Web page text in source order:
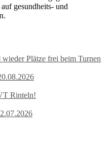
gesundheits- und
Plätze frei beim Turnen
Rinteln!